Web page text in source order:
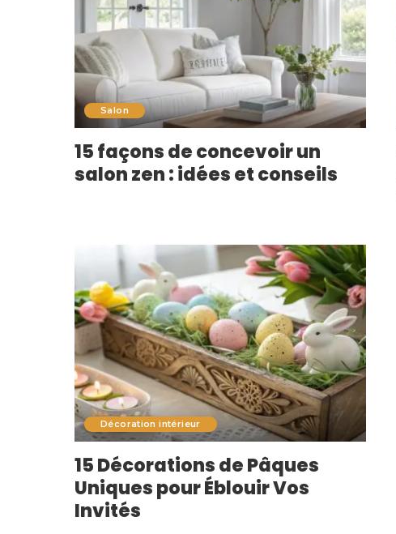
Salon
15 façons de concevoir un
salon zen : idées et conseils
Décoration intérieur
15 Décorations de Pâques
Uniques pour Éblouir Vos
Invités